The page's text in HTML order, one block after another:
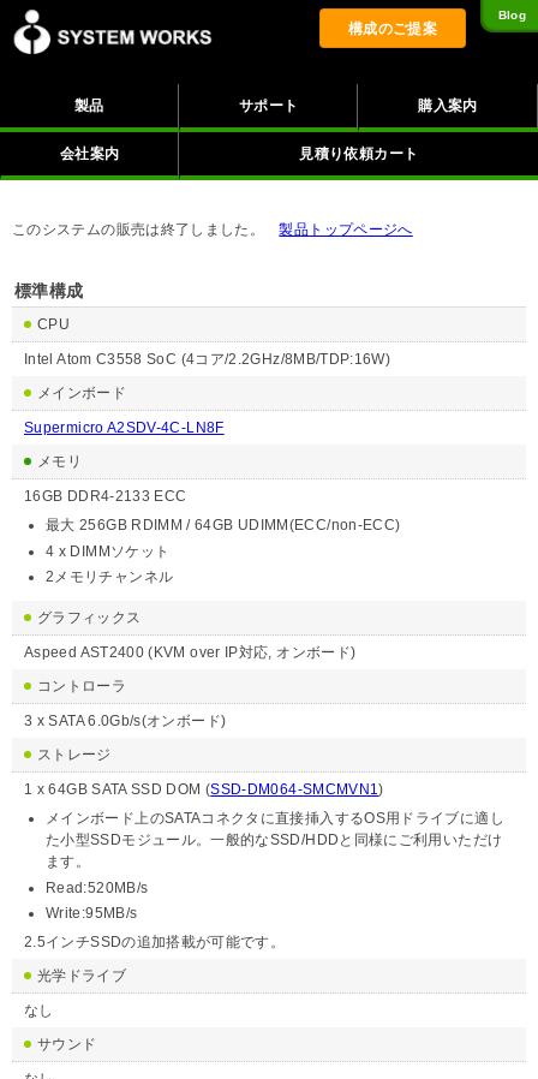
構成のご提案
Blog
製品 サポート 購入案内
会社案内 見積り依頼カート
このシステムの販売は終了しました。製品トップページへ
標準構成
CPU
Intel Atom C3558 SoC (4コア/2.2GHz/8MB/TDP:16W)
メインボード
Supermicro A2SDV-4C-LN8F
メモリ
16GB DDR4-2133 ECC
最大 256GB RDIMM / 64GB UDIMM(ECC/non-ECC)
4 x DIMMソケット
2メモリチャンネル
グラフィックス
Aspeed AST2400 (KVM over IP対応, オンボード)
コントローラ
3 x SATA 6.0Gb/s(オンボード)
ストレージ
1 x 64GB SATA SSD DOM (SSD-DM064-SMCMVN1)
メインボード上のSATAコネクタに直接挿入するOS用ドライブに適し
た小型SSDモジュール。一般的なSSD/HDDと同様にご利用いただけ
ます。
Read:520MB/s
Write:95MB/s
2.5インチSSDの追加搭載が可能です。
光学ドライブ
なし
サウンド